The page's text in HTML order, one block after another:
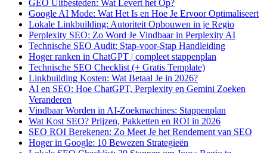
GEO Uitbesteden: Wat Levert het Op?
Google AI Mode: Wat Het Is en Hoe Je Ervoor Optimaliseert
Lokale Linkbuilding: Autoriteit Opbouwen in je Regio
Perplexity SEO: Zo Word Je Vindbaar in Perplexity AI
Technische SEO Audit: Stap-voor-Stap Handleiding
Hoger ranken in ChatGPT | compleet stappenplan
Technische SEO Checklist (+ Gratis Template)
Linkbuilding Kosten: Wat Betaal Je in 2026?
AI en SEO: Hoe ChatGPT, Perplexity en Gemini Zoeken
Veranderen
Vindbaar Worden in AI-Zoekmachines: Stappenplan
Wat Kost SEO? Prijzen, Pakketten en ROI in 2026
SEO ROI Berekenen: Zo Meet Je het Rendement van SEO
Hoger in Google: 10 Bewezen Strategieën